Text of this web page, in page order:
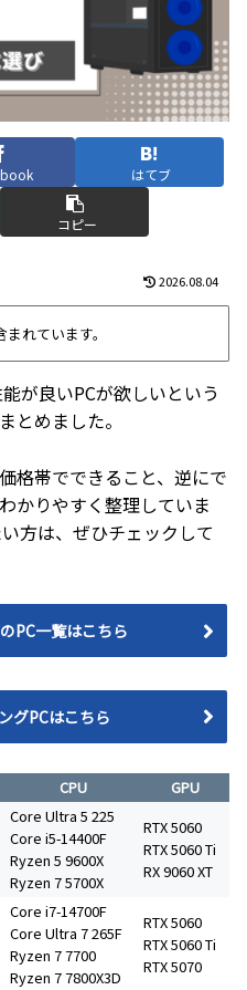
はてブ
コピー
2026.08.04
れています。
が良いPCが欲しいという
とめました。
格帯でできること、逆にで
かりやすく整理していま
方は、ぜひチェックして
PC一覧はこちら
グPCはこちら
CPU GPU
Core Ultra 5 225
Core i5-14400F
Ryzen 5 9600X
Ryzen 7 5700X
RTX 5060
RTX 5060 Ti
RX 9060 XT
Core i7-14700F
Core Ultra 7 265F
Ryzen 7 7700
Ryzen 7 7800X3D
RTX 5060
RTX 5060 Ti
RTX 5070